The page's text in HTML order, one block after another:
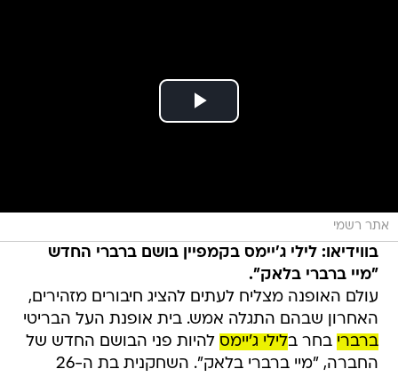
אתר רשמי
בווידיאו: לילי ג'יימס בקמפיין בושם ברברי החדש
"מיי ברברי בלאק".
עולם האופנה מצליח לעתים להציג חיבורים מזהירים,
האחרון שבהם התגלה אמש. בית אופנת העל הבריטי
ברברי בחר בלילי ג'יימס להיות פני הבושם החדש של
החברה, "מיי ברברי בלאק". השחקנית בת ה-26